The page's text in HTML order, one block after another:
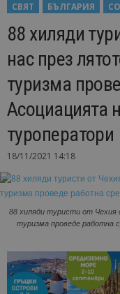
СВЯТ
БЪЛГАРИЯ
88 хиляди
нас през
туризма
Асоциацията
туроператори
18/11/2021 14:18
88 хиляди туристи от
туризма проведе работна